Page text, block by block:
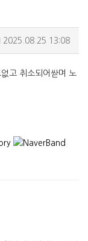
2025.08.25 13:08
고 취소되어싿며 노